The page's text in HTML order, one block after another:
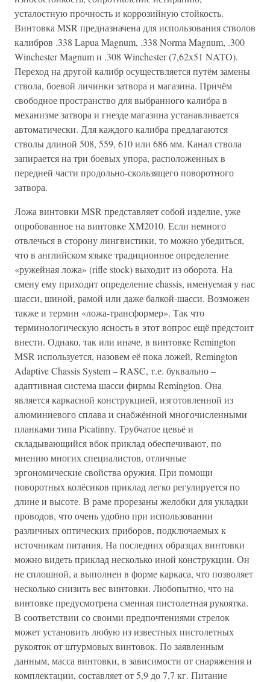
усталостную прочность и коррозийную стойкость.
Винтовка MSR предназначена для использования стволов
калибров .338 Lapua Magnum, .338 Norma Magnum, .300
Winchester Magnum и .308 Winchester (7,62x51 NATO).
Переход на другой калибр осуществляется путём замены
ствола, боевой личинки затвора и магазина. Причём
свободное пространство для выбранного калибра в
механизме затвора и гнезде магазина устанавливается
автоматически. Для каждого калибра предлагаются
стволы длиной 508, 559, 610 или 686 мм. Канал ствола
запирается на три боевых упора, расположенных в
передней части продольно-скользящего поворотного
затвора.
Ложа винтовки MSR представляет собой изделие, уже
опробованное на винтовке XM2010. Если немного
отвлечься в сторону лингвистики, то можно убедиться,
что в английском языке традиционное определение
«ружейная ложа» (rifle stock) выходит из оборота. На
смену ему приходит определение chassis, именуемая у нас
шасси, шиной, рамой или даже балкой-шасси. Возможен
также и термин «ложа-трансформер». Так что
терминологическую ясность в этот вопрос ещё предстоит
внести. Однако, так или иначе, в винтовке Remington
MSR используется, назовем её пока ложей, Remington
Adaptive Chassis System – RASC, т.е. буквально –
адаптивная система шасси фирмы Remington. Она
является каркасной конструкцией, изготовленной из
алюминиевого сплава и снабжённой многочисленными
планками типа Picatinny. Трубчатое цевьё и
складывающийся вбок приклад обеспечивают, по
мнению многих специалистов, отличные
эргономические свойства оружия. При помощи
поворотных колёсиков приклад легко регулируется по
длине и высоте. В раме прорезаны желобки для укладки
проводов, что очень удобно при использовании
различных оптических приборов, подключаемых к
источникам питания. На последних образцах винтовки
можно видеть приклад несколько иной конструкции. Он
не сплошной, а выполнен в форме каркаса, что позволяет
несколько снизить вес винтовки. Любопытно, что на
винтовке предусмотрена сменная пистолетная рукоятка.
В соответствии со своими предпочтениями стрелок
может установить любую из известных пистолетных
рукояток от штурмовых винтовок. По заявленным
данным, масса винтовки, в зависимости от снаряжения и
комплектации, составляет от 5,9 до 7,7 кг. Питание